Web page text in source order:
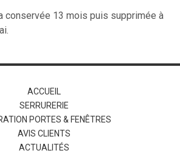
conservée 13 mois puis supprimée à
ACCUEIL
SERRURERIE
PORTES & FENÊTRES
AVIS CLIENTS
ACTUALITÉS